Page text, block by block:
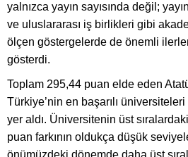
yalnızca yayın sayısında değil;
ve uluslararası iş birlikleri gibi
ölçen göstergelerde de önemli
gösterdi.
Toplam 295,44 puan elde eden
Türkiye’nin en başarılı üniversiteleri
yer aldı. Üniversitenin üst
puan farkının oldukça düşük